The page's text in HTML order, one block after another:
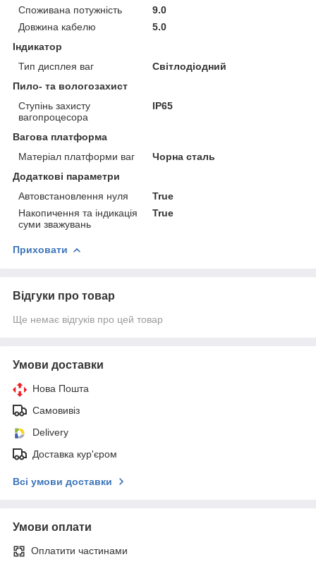
Споживана потужність
9.0
Довжина кабелю
5.0
Індикатор
Тип дисплея ваг
Світлодіодний
Пило- та вологозахист
Ступінь захисту
вагопроцесора
IP65
Вагова платформа
Матеріал платформи ваг
Чорна сталь
Додаткові параметри
Автовстановлення нуля
True
Накопичення та індикація
суми зважувань
True
Приховати
Відгуки про товар
Ще немає відгуків про цей товар
Умови доставки
Нова Пошта
Самовивіз
Delivery
Доставка кур'єром
Всі умови доставки
Умови оплати
Оплатити частинами